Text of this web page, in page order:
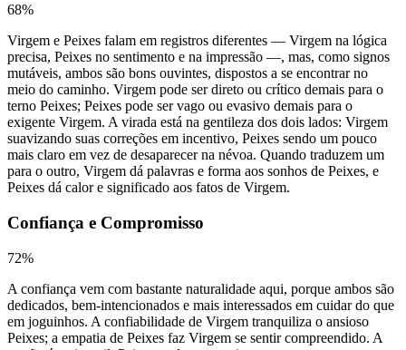
68%
Virgem e Peixes falam em registros diferentes — Virgem na lógica
precisa, Peixes no sentimento e na impressão —, mas, como signos
mutáveis, ambos são bons ouvintes, dispostos a se encontrar no
meio do caminho. Virgem pode ser direto ou crítico demais para o
terno Peixes; Peixes pode ser vago ou evasivo demais para o
exigente Virgem. A virada está na gentileza dos dois lados: Virgem
suavizando suas correções em incentivo, Peixes sendo um pouco
mais claro em vez de desaparecer na névoa. Quando traduzem um
para o outro, Virgem dá palavras e forma aos sonhos de Peixes, e
Peixes dá calor e significado aos fatos de Virgem.
Confiança e Compromisso
72%
A confiança vem com bastante naturalidade aqui, porque ambos são
dedicados, bem-intencionados e mais interessados em cuidar do que
em joguinhos. A confiabilidade de Virgem tranquiliza o ansioso
Peixes; a empatia de Peixes faz Virgem se sentir compreendido. A